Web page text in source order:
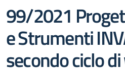
99/2021
e Strumenti
secondo ciclo